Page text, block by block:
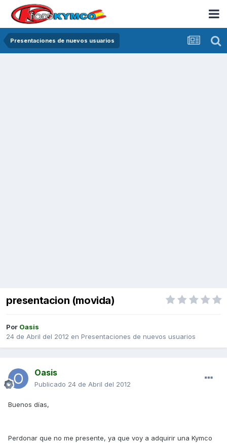
Presentaciones de nuevos usuarios
presentacion (movida)
Por Oasis
24 de Abril del 2012 en Presentaciones de nuevos usuarios
Oasis
Publicado 24 de Abril del 2012
Buenos días,
Perdonar que no me presente, ya que voy a adquirir una Kymco